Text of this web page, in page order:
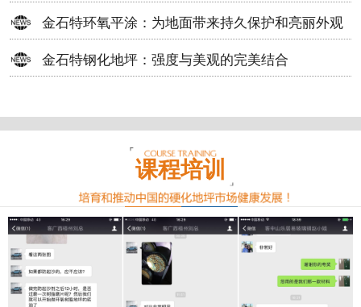
金石特环氧平涂：为地面带来持久保护和亮丽外观
金石特钢化地坪：强度与美观的完美结合
课程培训